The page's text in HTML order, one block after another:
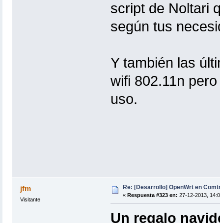
script de Noltari
según tus
Y también las
wifi 802.11n
uso.
jfm
Visitante
Re: [Desarrollo] OpenWrt en
« Respuesta #323 en: 27-12-2013,
Un regalo